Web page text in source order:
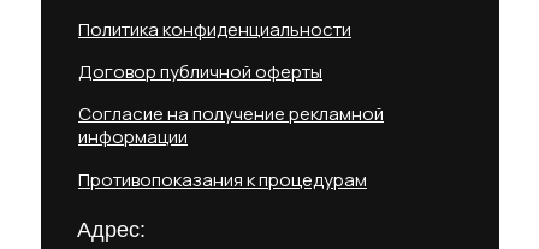
Политика конфиденциальности
Договор публичной оферты
Согласие на получение рекламной
информации
Противопоказания к процедурам
Адрес: